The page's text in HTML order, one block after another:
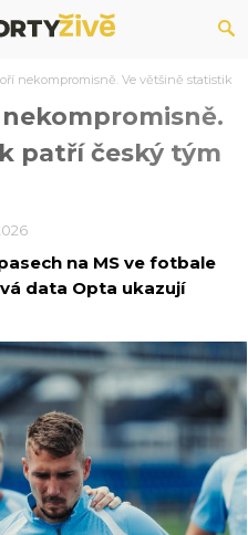
nekompromisně. Ve většině statistik
nekompromisně.
patří český tým
na MS ve fotbale
data Opta ukazují